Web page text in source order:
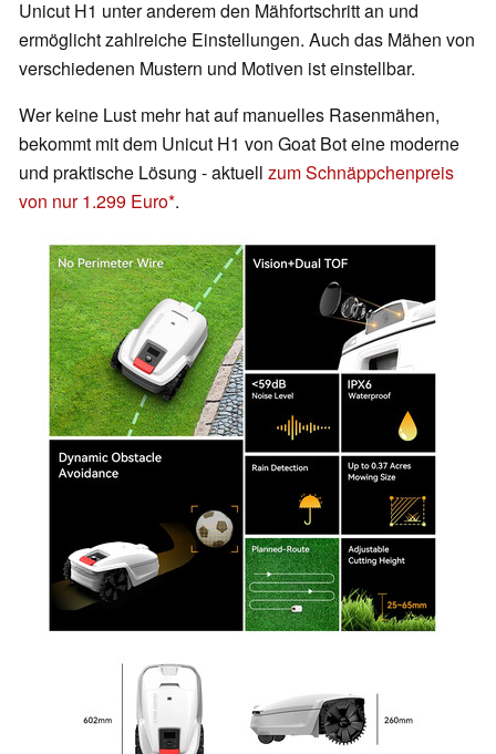
Unicut H1 unter anderem den Mähfortschritt an und
ermöglicht zahlreiche Einstellungen. Auch das Mähen von
verschiedenen Mustern und Motiven ist einstellbar.
Wer keine Lust mehr hat auf manuelles Rasenmähen,
bekommt mit dem Unicut H1 von Goat Bot eine moderne
und praktische Lösung - aktuell zum Schnäppchenpreis
von nur 1.299 Euro .